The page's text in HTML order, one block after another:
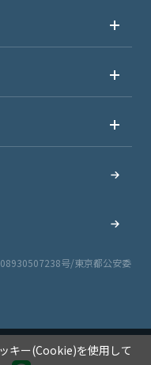
号/東京都公安委
キー(Cookie)を使用して